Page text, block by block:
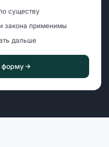
существу
закона применимы
дальше
форму